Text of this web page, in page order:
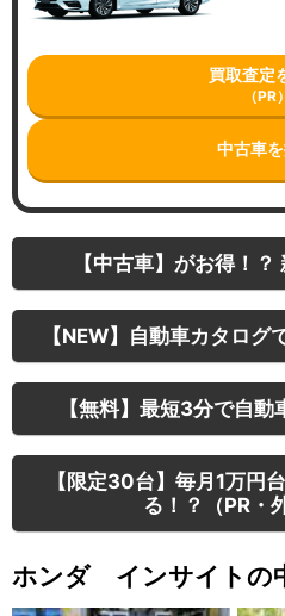
買取査定
（PR）
中古車
【中古車】がお得！
【NEW】自動車カタログ
【無料】最短3分で自
【限定30台】毎月1万円
る！？（PR・
ホンダ インサイトの